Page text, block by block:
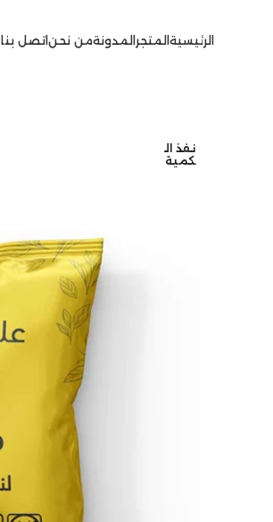
الرئيسيةالمتجرالمدونةمن نحناتصل بنا
نفذ ال
كمية